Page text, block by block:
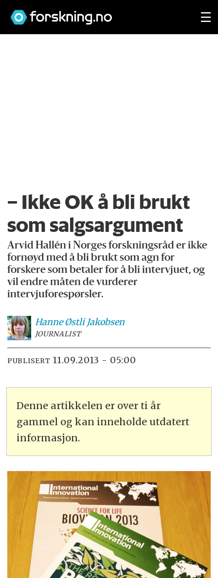
– Ikke OK å bli brukt
som salgsargument
Arvid Hallén i Norges forskningsråd er ikke
fornøyd med å bli brukt som agn for
forskere som betaler for å bli intervjuet, og
vil endre måten de vurderer
intervjuforespørsler.
Hanne Østli Jakobsen
JOURNALIST
PUBLISERT 11.09.2013 - 05:00
Denne artikkelen er over ti år
gammel og kan inneholde utdatert
informasjon.